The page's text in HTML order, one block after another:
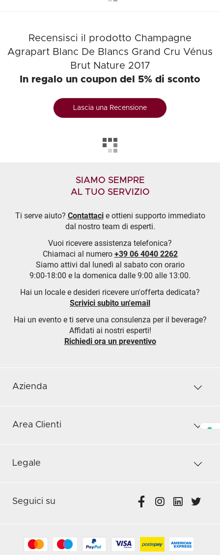
Recensisci il prodotto Champagne
Agrapart Blanc De Blancs Grand Cru Vénus
Brut Nature 2017
In regalo un coupon del 5% di sconto
Lascia una Recensione
SIAMO SEMPRE
AL TUO SERVIZIO
Ti serve aiuto? Contattacie ottieni supporto immediato
dal nostro team di esperti.
Vuoi ricevere assistenza telefonica?
Chiamaci al numero +39 06 4040 2262
Siamo attivi dal lunedì al sabato con orario
9:00-18:00 e la domenica dalle 9:00 alle 13:00.
Hai un locale e desideri ricevere un'offerta dedicata?
Scrivici subito un'email
Hai un evento e ti serve una consulenza per il beverage?
Affidati ai nostri esperti!
Richiedi ora un preventivo
Azienda
Area Clienti
Legale
Seguici su